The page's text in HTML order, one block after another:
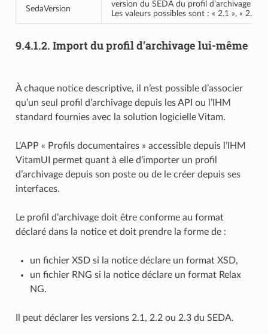
SedaVersion
version du SEDA du profil d’archivage
Les valeurs possibles sont : « 2.1 », « 2.2 »
9.4.1.2. Import du profil d’archivage lui-même
À chaque notice descriptive, il n’est possible d’associer
qu’un seul profil d’archivage depuis les API ou l’IHM
standard fournies avec la solution logicielle Vitam.
L’APP « Profils documentaires » accessible depuis l’IHM
VitamUI permet quant à elle d’importer un profil
d’archivage depuis son poste ou de le créer depuis ses
interfaces.
Le profil d’archivage doit être conforme au format
déclaré dans la notice et doit prendre la forme de :
un fichier XSD si la notice déclare un format XSD,
un fichier RNG si la notice déclare un format Relax
NG.
Il peut déclarer les versions 2.1, 2.2 ou 2.3 du SEDA.